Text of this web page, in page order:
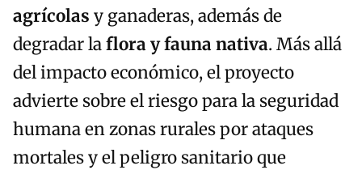
agrícolas y ganaderas, además de
degradar laflora y fauna nativa. Más allá
del impacto económico, el proyecto
advierte sobre el riesgo para la seguridad
humana en zonas rurales por ataques
mortales y el peligro sanitario que